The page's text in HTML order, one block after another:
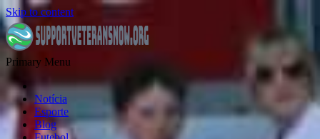
Skip to content
Primary Menu
Notícia
Esporte
Blog